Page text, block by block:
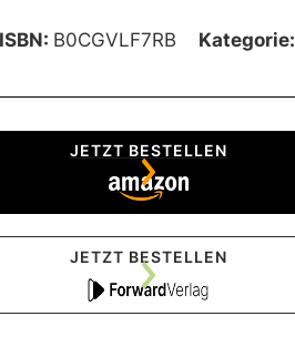
ISBN: B0CGVLF7RB Kategorie:
JETZT BESTELLEN
JETZT BESTELLEN